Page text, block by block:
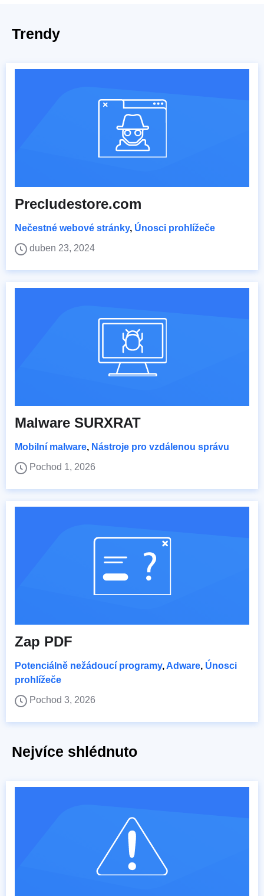
Trendy
Precludestore.com
Nečestné webové stránky, Únosci prohlížeče
duben 23, 2024
Malware SURXRAT
Mobilní malware, Nástroje pro vzdálenou správu
Pochod 1, 2026
Zap PDF
Potenciálně nežádoucí programy,Adware, Únosci
prohlížeče
Pochod 3, 2026
Nejvíce shlédnuto